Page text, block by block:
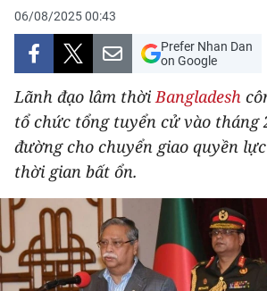
KINH TẾ
VĂN HÓA
XÃ HỘI
PHÁP LUẬT
THẾ GIỚI
THỂ THAO
06/08/2025 00:43
Prefer Nhan Dan
on Google
Lãnh đạo lâm thờiBangladesh
tổ chức tổng tuyển cử vào tháng
đường cho chuyển giao quyền
thời gian bất ổn.